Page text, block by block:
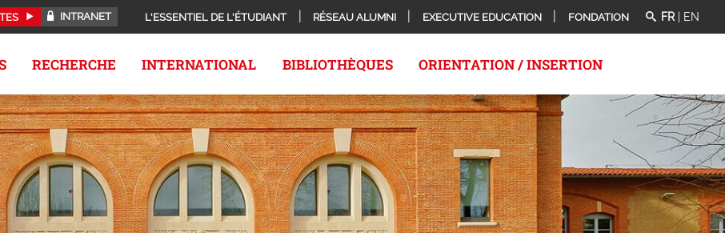
INTRANET L'ESSENTIEL DE L'ÉTUDIANT RÉSEAU ALUMNI EXECUTIVE EDUCATION FONDATION FR EN
RECHERCHE INTERNATIONAL BIBLIOTHÈQUES ORIENTATION / INSERTION